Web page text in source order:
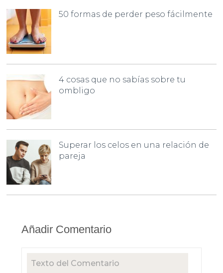
50 formas de perder peso fácilmente
4 cosas que no sabías sobre tu
ombligo
Superar los celos en una relación de
pareja
Añadir Comentario